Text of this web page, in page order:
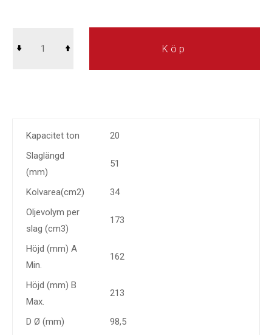
Köp
Kapacitet ton
20
Slaglängd
(mm)
51
Kolvarea(cm2)
34
Oljevolym per
slag (cm3)
173
Höjd (mm) A
Min.
162
Höjd (mm) B
Max.
213
D Ø (mm)
98,5